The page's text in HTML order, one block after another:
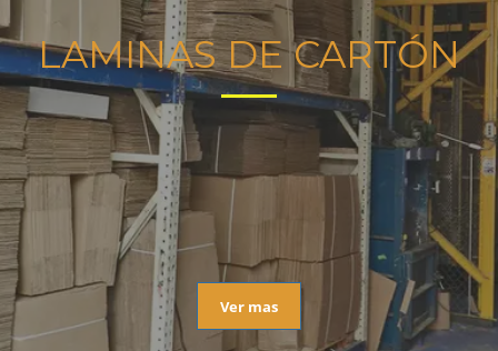
LAMINAS DE CARTÓN
Ver mas